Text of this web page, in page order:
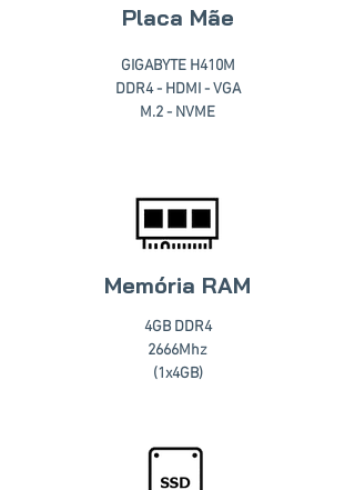
Placa Mãe
GIGABYTE H410M
DDR4 - HDMI - VGA
M.2 - NVME
Memória RAM
4GB DDR4
2666Mhz
(1x4GB)